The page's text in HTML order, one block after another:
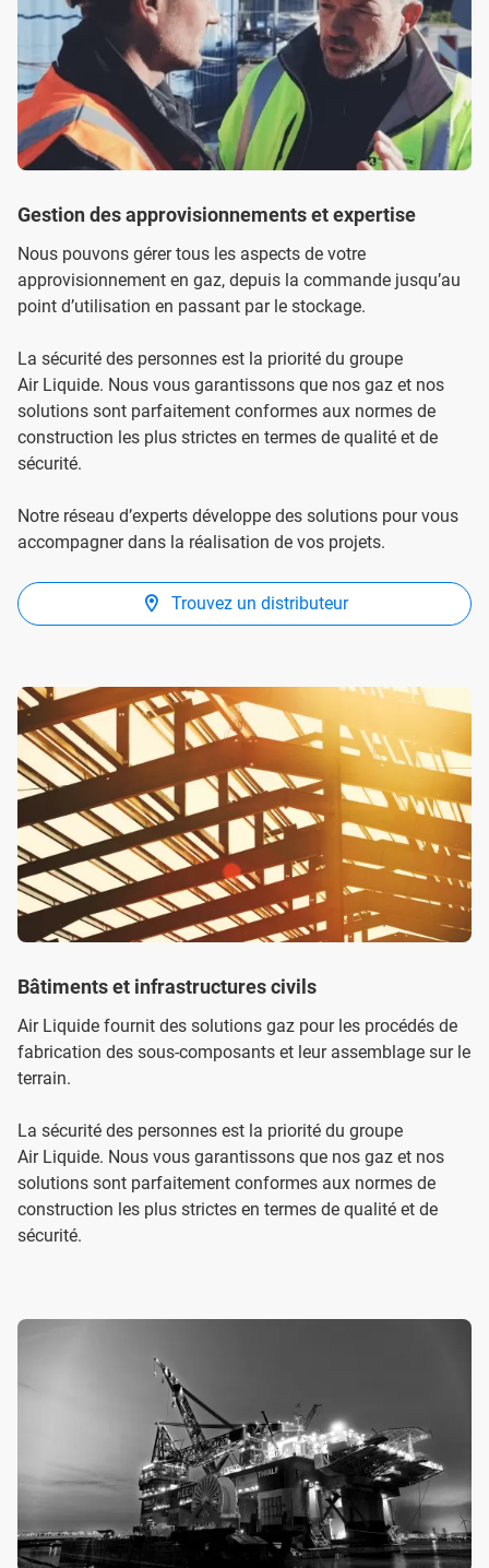
Gestion des approvisionnements et expertise
Nous pouvons gérer tous les aspects de votre
approvisionnement en gaz, depuis la commande jusqu’au
point d’utilisation en passant par le stockage.
La sécurité des personnes est la priorité du groupe
Air Liquide. Nous vous garantissons que nos gaz et nos
solutions sont parfaitement conformes aux normes de
construction les plus strictes en termes de qualité et de
sécurité.
Notre réseau d’experts développe des solutions pour vous
accompagner dans la réalisation de vos projets.
Trouvez un distributeur
Bâtiments et infrastructures civils
Air Liquide fournit des solutions gaz pour les procédés de
fabrication des sous-composants et leur assemblage sur le
terrain.
La sécurité des personnes est la priorité du groupe
Air Liquide. Nous vous garantissons que nos gaz et nos
solutions sont parfaitement conformes aux normes de
construction les plus strictes en termes de qualité et de
sécurité.